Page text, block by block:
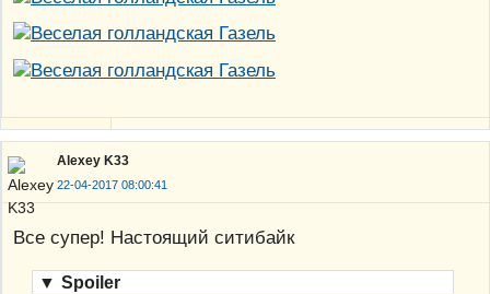
Alexey K33
22-04-2017 08:00:41
Все супер! Настоящий ситибайк
▼ Spoiler